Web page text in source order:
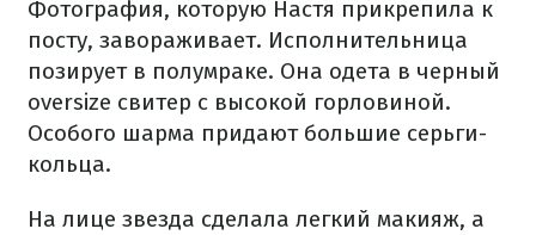
Фотография, которую Настя прикрепила к
посту, завораживает. Исполнительница
позирует в полумраке. Она одета в черный
oversize свитер с высокой горловиной.
Особого шарма придают большие серьги-
кольца.
На лице звезда сделала легкий макияж, а